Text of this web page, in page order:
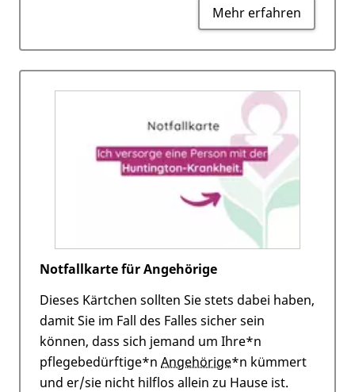
Mehr erfahren
Notfallkarte für Angehörige
Dieses Kärtchen sollten Sie stets dabei haben,
damit Sie im Fall des Falles sicher sein
können, dass sich jemand um Ihre*n
pflegebedürftige*n Angehörige*n kümmert
und er/sie nicht hilflos allein zu Hause ist.